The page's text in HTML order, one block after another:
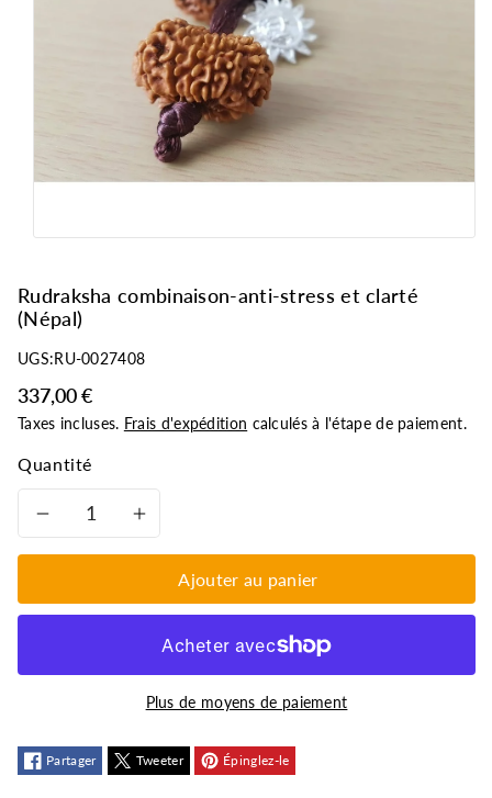
Rudraksha combinaison-anti-stress et clarté
(Népal)
UGS:RU-0027408
337,00 €
Taxes incluses. Frais d'expédition calculés à l'étape de paiement.
Quantité
Réduire
de
combinaison-
Augmenter
quantité
de
Rudraksha
combinaison-
Ajouter au panier
Plus de moyens de paiement
Partager Tweeter Épinglez-le